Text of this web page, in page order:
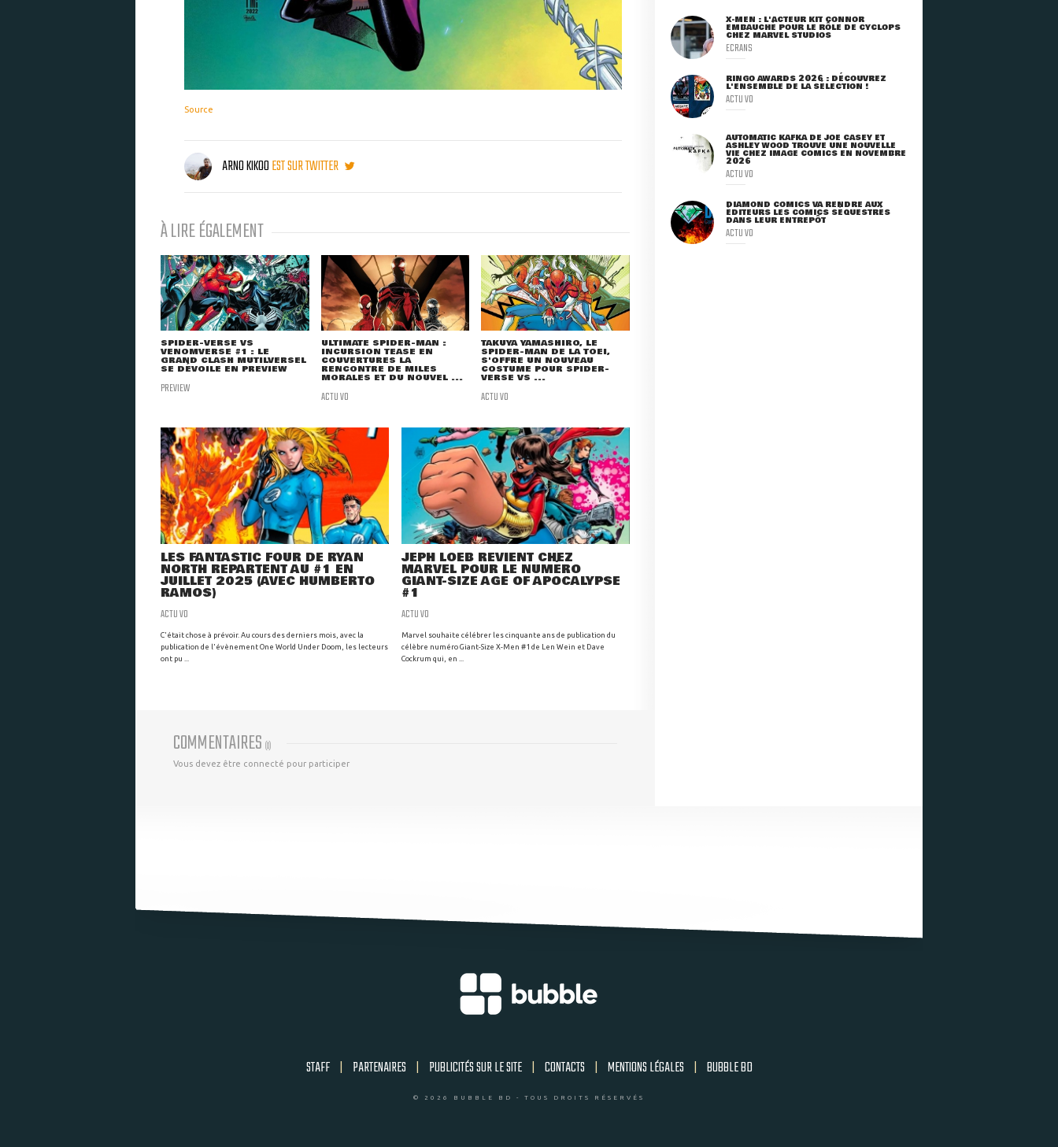
Source
ARNO KIKOOEST SUR TWITTER
À LIRE ÉGALEMENT
SPIDER-VERSE VS
VENOMVERSE #1 : LE
GRAND CLASH MUTILVERSEL
SE DÉVOILE EN PREVIEW
PREVIEW
ULTIMATE SPIDER-MAN :
INCURSION TEASE EN
COUVERTURES LA
RENCONTRE DE MILES
MORALES ET DU NOUVEL ...
ACTU VO
TAKUYA YAMASHIRO, LE
SPIDER-MAN DE LA TOEI,
S'OFFRE UN NOUVEAU
COSTUME POUR SPIDER-
VERSE VS ...
ACTU VO
LES FANTASTIC FOUR DE RYAN
NORTH REPARTENT AU #1 EN
JUILLET 2025 (AVEC HUMBERTO
RAMOS)
ACTU VO
C'était chose à prévoir. Au cours des derniers mois, avec la
publication de l'évènement One World Under Doom, les lecteurs
ont pu ...
JEPH LOEB REVIENT CHEZ
MARVEL POUR LE NUMÉRO
GIANT-SIZE AGE OF APOCALYPSE
#1
ACTU VO
Marvel souhaite célébrer les cinquante ans de publication du
célèbre numéro Giant-Size X-Men #1 de Len Wein et Dave
Cockrum qui, en ...
COMMENTAIRES (0)
Vous devez être connecté pour participer
X-MEN : L'ACTEUR KIT CONNOR
EMBAUCHÉ POUR LE RÔLE DE CYCLOPS
CHEZ MARVEL STUDIOS
ECRANS
RINGO AWARDS 2026 : DÉCOUVREZ
L'ENSEMBLE DE LA SÉLECTION !
ACTU VO
AUTOMATIC KAFKA DE JOE CASEY ET
ASHLEY WOOD TROUVE UNE NOUVELLE
VIE CHEZ IMAGE COMICS EN NOVEMBRE
2026
ACTU VO
DIAMOND COMICS VA RENDRE AUX
ÉDITEURS LES COMICS SÉQUESTRÉS
DANS LEUR ENTREPÔT
ACTU VO
STAFF | PARTENAIRES | PUBLICITÉS SUR LE SITE | CONTACTS | MENTIONS LÉGALES | BUBBLE BD
© 2026 BUBBLE BD - TOUS DROITS RÉSERVÉS